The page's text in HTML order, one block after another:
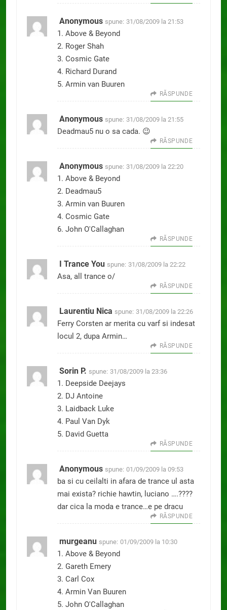
Anonymous spune: 31/08/2009 la 21:53
1. Above & Beyond
2. Roger Shah
3. Cosmic Gate
4. Richard Durand
5. Armin van Buuren
RĂSPUNDE
Anonymous spune: 31/08/2009 la 21:55
Deadmau5 nu o sa cada. 😉
RĂSPUNDE
Anonymous spune: 31/08/2009 la 22:20
1. Above & Beyond
2. Deadmau5
3. Armin van Buuren
4. Cosmic Gate
6. John O'Callaghan
RĂSPUNDE
I Trance You spune: 31/08/2009 la 22:22
Asa, all trance o/
RĂSPUNDE
Laurentiu Nica spune: 31/08/2009 la 22:26
Ferry Corsten ar merita cu varf si indesat
locul 2, dupa Armin…
RĂSPUNDE
Sorin P. spune: 31/08/2009 la 23:36
1. Deepside Deejays
2. DJ Antoine
3. Laidback Luke
4. Paul Van Dyk
5. David Guetta
RĂSPUNDE
Anonymous spune: 01/09/2009 la 09:53
ba si cu ceilalti in afara de trance ul asta
mai exista? richie hawtin, luciano ….????
dar cica la moda e trance…e pe dracu
RĂSPUNDE
murgeanu spune: 01/09/2009 la 10:30
1. Above & Beyond
2. Gareth Emery
3. Carl Cox
4. Armin Van Buuren
5. John O'Callaghan